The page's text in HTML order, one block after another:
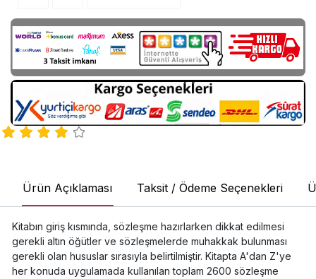
Ürün Açıklaması Taksit / Ödeme Seçenekleri
Kitabın giriş kısmında, sözleşme hazırlarken dikkat edilmesi
gerekli altın öğütler ve sözleşmelerde muhakkak bulunması
gerekli olan hususlar sırasıyla belirtilmiştir. Kitapta A'dan Z'ye
her konuda uygulamada kullanılan toplam 2600 sözleşme